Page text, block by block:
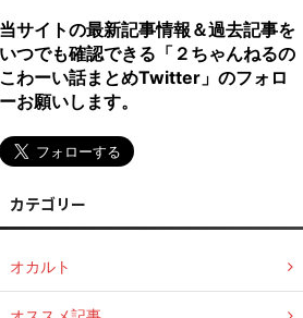
当サイトの最新記事情報＆過去記事を
いつでも確認できる「２ちゃんねるの
こわーい話まとめTwitter」のフォロ
ーお願いします。
カテゴリー
オカルト